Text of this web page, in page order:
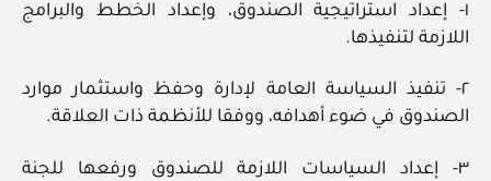
١- إعداد استراتيجية الصندوق، وإعداد الخطط والبرامج
اللازمة لتنفيذها.
٢- تنفيذ السياسة العامة لإدارة وحفظ واستثمار موارد
الصندوق في ضوء أهدافه، ووفقا للأنظمة ذات العلاقة.
٣- إعداد السياسات اللازمة للصندوق ورفعها للجنة